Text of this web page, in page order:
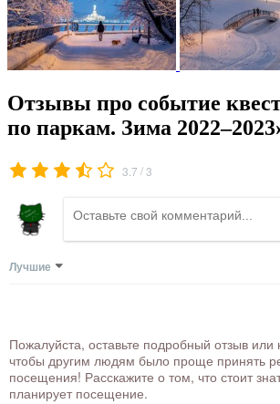
Отзывы про событие
по паркам. Зима
3.7 /3
Лучшие
Пожалуйста, оставьте подробный отзыв
чтобы другим людям было проще принять
посещения! Расскажите о том, что стоит
планирует посещение.